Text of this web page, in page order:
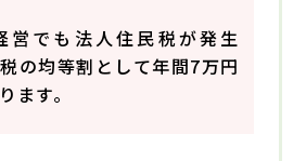
営でも法人住民税が発生
の均等割として年間7万円
ます。